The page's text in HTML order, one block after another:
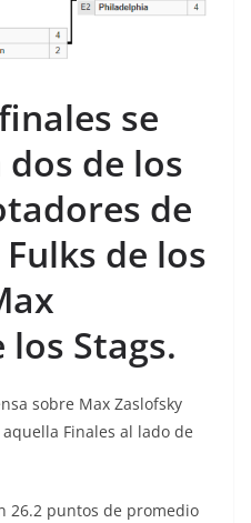
se
de los
de
de los
Stags.
sobre Max Zaslofsky
Finales al lado de
26.2 puntos de promedio